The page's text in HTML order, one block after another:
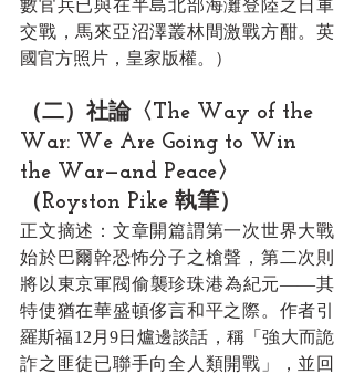
數官兵已與在半島北部海灘登陸之日軍
交戰，馬來亞沼澤叢林間激戰方酣。英
國官方照片，皇家版權。）
（二）社論〈The Way of the
War: We Are Going to Win
the War—and Peace〉
（Royston Pike 執筆）
正文摘述：文章開篇謂第一次世界大戰
始於巴爾幹恐怖分子之槍聲，第二次則
將以東京軍閥偷襲珍珠港為紀元——其
特使猶在華盛頓侈言和平之際。作者引
羅斯福12月9日爐邊談話，稱「強大而詭
詐之匪徒已聯手向全人類開戰」，並回